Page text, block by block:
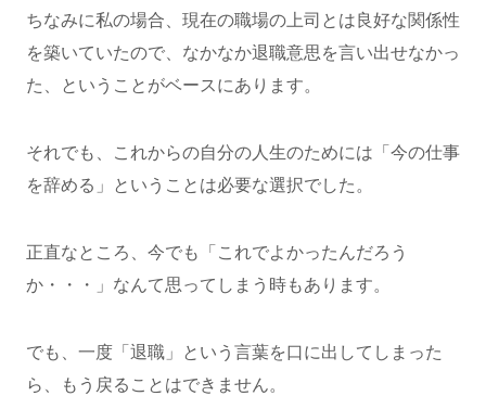
ちなみに私の場合、現在の職場の上司とは良好な関係性
を築いていたので、なかなか退職意思を言い出せなかっ
た、ということがベースにあります。
それでも、これからの自分の人生のためには「今の仕事
を辞める」ということは必要な選択でした。
正直なところ、今でも「これでよかったんだろう
か・・・」なんて思ってしまう時もあります。
でも、一度「退職」という言葉を口に出してしまった
ら、もう戻ることはできません。